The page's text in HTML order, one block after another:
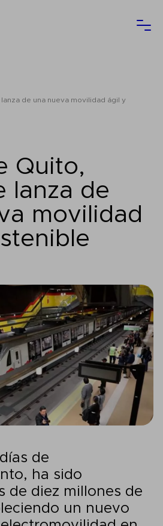
de una nueva movilidad ágil y
Quito,
lanza de
movilidad
de
ha sido
de diez millones de
un nuevo